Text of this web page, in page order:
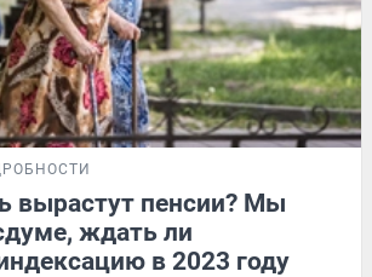
вырастут пенсии? Мы
ждать ли
в 2023 году